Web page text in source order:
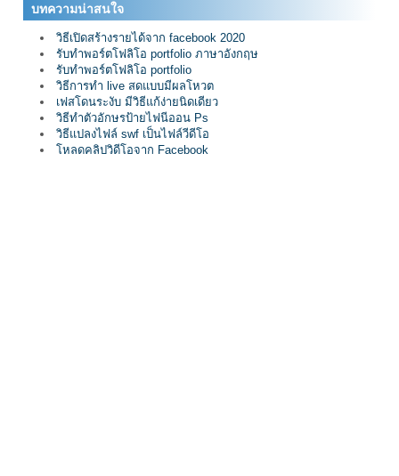
บทความน่าสนใจ
วิธีเปิดสร้างรายได้จาก facebook 2020
รับทำพอร์ตโฟลิโอ portfolio ภาษาอังกฤษ
รับทำพอร์ตโฟลิโอ portfolio
วิธีการทำ live สดแบบมีผลโหวต
เฟสโดนระงับ มีวิธีแก้ง่ายนิดเดียว
วิธีทำตัวอักษรป้ายไฟนีออน Ps
วิธีแปลงไฟล์ swf เป็นไฟล์วีดีโอ
โหลดคลิปวิดีโอจาก Facebook